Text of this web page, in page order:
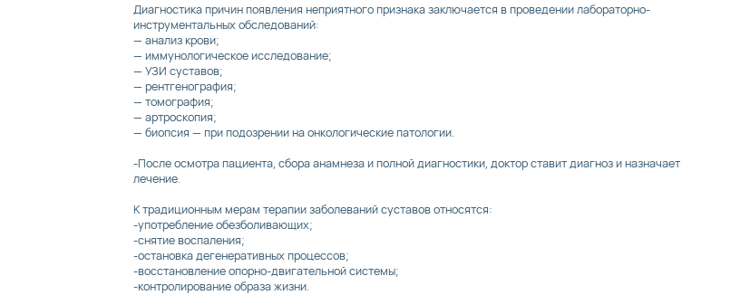
Диагностика причин появления неприятного признака заключается в проведении лабораторно-
инструментальных обследований:
— анализ крови;
— иммунологическое исследование;
— УЗИ суставов;
— рентгенография;
— томография;
— артроскопия;
— биопсия — при подозрении на онкологические патологии.
-После осмотра пациента, сбора анамнеза и полной диагностики, доктор ставит диагноз и назначает
лечение.
К традиционным мерам терапии заболеваний суставов относятся:
-употребление обезболивающих;
-снятие воспаления;
-остановка дегенеративных процессов;
-восстановление опорно-двигательной системы;
-контролирование образа жизни.